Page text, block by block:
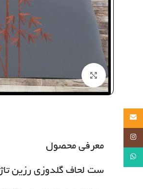
معرفی محصول
ست لحاف گلدوزی رزین تاژ